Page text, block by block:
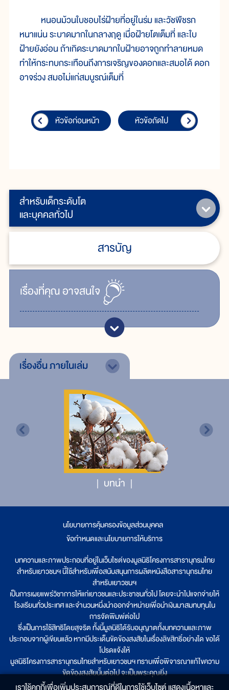
สำหรับเด็กระดับโต
และบุคคลทั่วไป
สารบัญ
เรื่ิองที่คุณอาจสนใจ
หนอนม้วนใบชอบไร่ฝ้ายที่อยู่ในร่ม และวัชพืชรก
หนาแน่น ระบาดมากในกลางฤดู เมื่อฝ้ายโตเต็มที่ และใบ
ฝ้ายยังอ่อน ถ้าเกิดระบาดมากใบฝ้ายอาจถูกทำลายหมด
ทำให้กระทบกระเทือนถึงการเจริญของดอกและสมอได้ ดอก
อาจร่วง สมอไม่แก่สมบูรณ์เต็มที่
หัวข้อก่อนหน้า หัวข้อถัดไป
เรื่องอื่นภายในเล่ม
บทนำ
นโยบายการคุ้มครองข้อมูลส่วนบุคคล
ข้อกำหนดและนโยบายการให้บริการ
บทความและภาพประกอบที่อยู่ในเว็บไซต์ของมูลนิธิโครงการสารานุกรมไทย
สำหรับเยาวชนฯ นี้ใช้สำหรับเพื่อสนับสนุนการผลิตหนังสือสารานุกรมไทย
สำหรับเยาวชนฯ
เป็นการเผยแพร่วิชาการให้แก่เยาวชนและประชาชนทั่วไป โดยจะนำไปแจกจ่ายให้
โรงเรียนทั่วประเทศ และจำนวนหนึ่งนำออกจำหน่ายเพื่อนำเงินมาสมทบทุนใน
การจัดพิมพ์ต่อไป
ซึ่งเป็นการใช้สิทธิโดยสุจริต ทั้งนี้มูลนิธิได้รับอนุญาตทั้งบทความและภาพ
ประกอบจากผู้เขียนแล้ว หากมีประเด็นขัดข้องสงสัยในเรื่องลิขสิทธิ์อย่างใด ขอได้
โปรดแจ้งให้
มูลนิธิโครงการสารานุกรมไทยสำหรับเยาวชนฯ ทราบเพื่อพิจารณาแก้ไขความ
ขัดข้องสงสัยนั้นต่อไป จะเป็นพระคุณยิ่ง